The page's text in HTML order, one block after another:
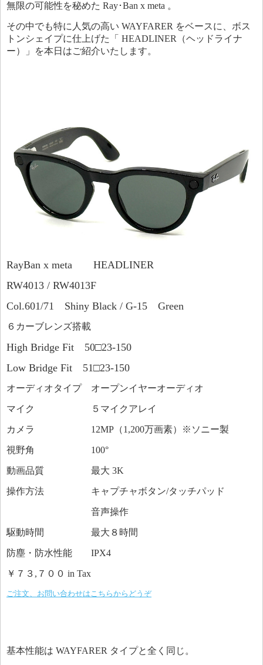
無限の可能性を秘めた Ray･Ban x meta 。
その中でも特に人気の高い WAYFARER をベースに、ボス
トンシェイプに仕上げた「 HEADLINER（ヘッドライナ
ー）」を本日はご紹介いたします。
RayBan x meta HEADLINER
RW4013 / RW4013F
Col.601/71 Shiny Black / G-15 Green
６カーブレンズ搭載
High Bridge Fit 50□23-150
Low Bridge Fit 51□23-150
オーディオタイプ オープンイヤーオーディオ
マイク ５マイクアレイ
カメラ 12MP（1,200万画素）※ソニー製
視野角 100°
動画品質 最大 3K
操作方法 キャプチャボタン/タッチパッド
音声操作
駆動時間 最大８時間
防塵・防水性能 IPX4
￥７３,７００ in Tax
ご注文、お問い合わせはこちらからどうぞ
基本性能は WAYFARER タイプと全く同じ。